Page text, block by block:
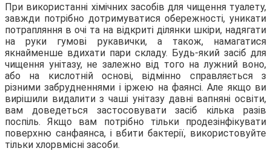
При використанні хімічних засобів для чищення туалету,
завжди потрібно дотримуватися обережності, уникати
потрапляння в очі та на відкриті ділянки шкіри, надягати
на руки гумові рукавички, а також, намагатися
якнайменше вдихати пари складу. Будь-який засіб для
чищення унітазу, не залежно від того на лужний воно,
або на кислотній основі, відмінно справляється з
різними забрудненнями і іржею на фаянсі. Але якщо ви
вирішили видалити з чаші унітазу давні вапняні освіти,
вам доведеться застосовувати засіб кілька разів
поспіль. Якщо вам потрібно тільки продезінфікувати
поверхню санфаянса, і вбити бактерії, використовуйте
тільки хлорвмісні засоби.